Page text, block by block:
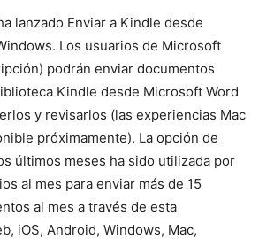
lanzado Enviar a Kindle desde
Los usuarios de Microsoft
podrán enviar documentos
Kindle desde Microsoft Word
y revisarlos (las experiencias Mac
próximamente). La opción de
últimos meses ha sido utilizada por
al mes para enviar más de 15
al mes a través de esta
iOS, Android, Windows, Mac,